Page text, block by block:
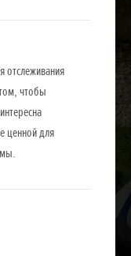
отслеживания
чтобы
ценной для